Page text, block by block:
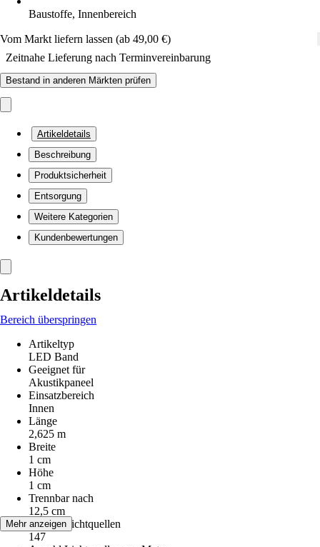
Baustoffe, Innenbereich
Vom Markt liefern lassen (ab 49,00 €)
Zeitnahe Lieferung nach Terminvereinbarung
Bestand in anderen Märkten prüfen
Artikeldetails
Beschreibung
Produktsicherheit
Entsorgung
Weitere Kategorien
Kundenbewertungen
Artikeldetails
Bereich überspringen
Artikeltyp
LED Band
Geeignet für
Akustikpaneel
Einsatzbereich
Innen
Länge
2,625 m
Breite
1 cm
Höhe
1 cm
Trennbar nach
12,5 cm
Anzahl Lichtquellen
147
Mehr anzeigen